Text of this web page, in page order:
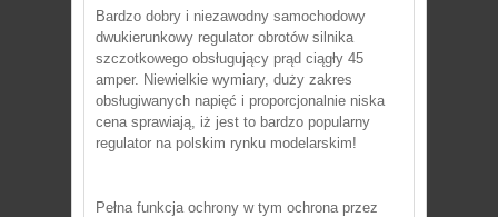
Bardzo dobry i niezawodny samochodowy
dwukierunkowy regulator obrotów silnika
szczotkowego obsługujący prąd ciągły 45
amper. Niewielkie wymiary, duży zakres
obsługiwanych napięć i proporcjonalnie niska
cena sprawiają, iż jest to bardzo popularny
regulator na polskim rynku modelarskim!
Pełna funkcja ochrony w tym ochrona przez